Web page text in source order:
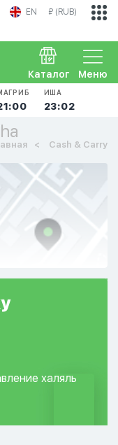
EN ₽ (RUB)
Меню
Каталог
ИША
23:02
Cash & Carry
халяль